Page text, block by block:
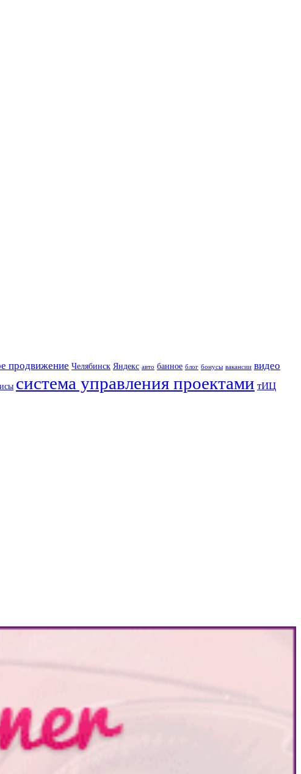
продвижение Челябинск Яндекс авто банное блог бонусы вакансии видео
система управления проектами тИЦ